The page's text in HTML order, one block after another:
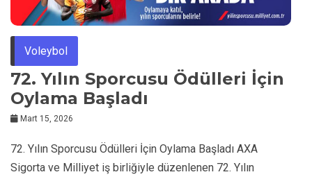
Voleybol
72. Yılın Sporcusu Ödülleri İçin
Oylama Başladı
Mart 15, 2026
72. Yılın Sporcusu Ödülleri İçin Oylama Başladı AXA
Sigorta ve Milliyet iş birliğiyle düzenlenen 72. Yılın